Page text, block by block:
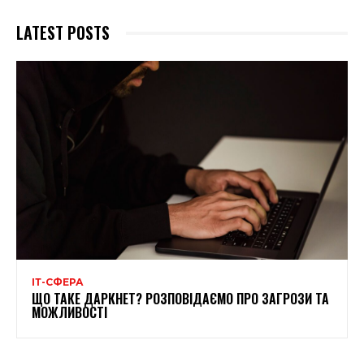
LATEST POSTS
ІТ-СФЕРА
ЩО ТАКЕ ДАРКНЕТ? РОЗПОВІДАЄМО ПРО ЗАГРОЗИ ТА
МОЖЛИВОСТІ